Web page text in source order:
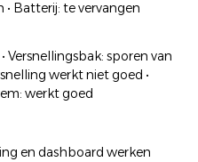
Batterij: te vervangen
Versnellingsbak: sporen van
werkt niet goed •
werkt goed
en dashboard werken